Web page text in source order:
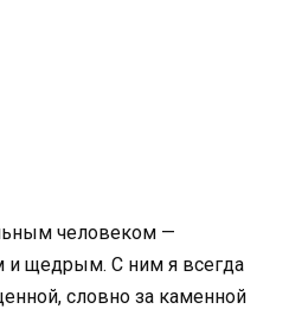
человеком —
щедрым. С ним я всегда
словно за каменной